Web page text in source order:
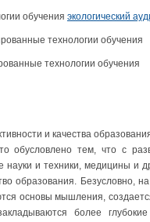
обучения экологический
технологии обучения
технологии обучения
и качества
обусловлено тем, что с
науки и техники, медицины и
образования. Безусловно,
основы мышления,
более